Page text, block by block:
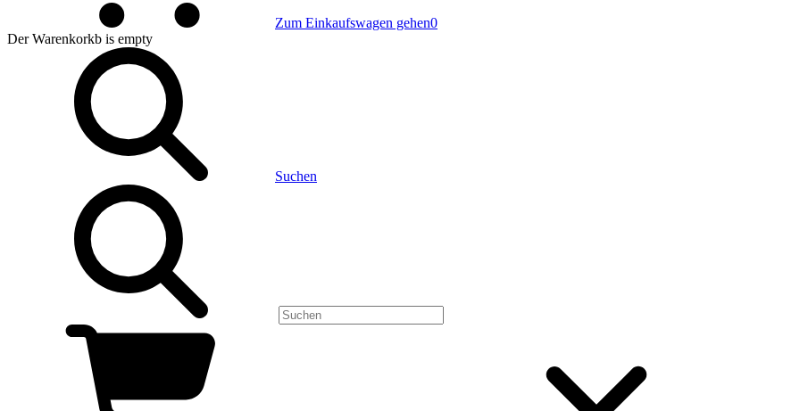
Zum Einkaufswagen gehen0
Der Warenkorkb is empty
Suchen